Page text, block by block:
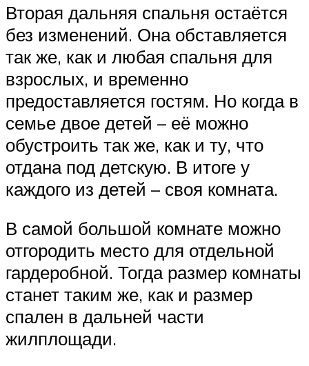
Вторая дальняя спальня остаётся
без изменений. Она обставляется
так же, как и любая спальня для
взрослых, и временно
предоставляется гостям. Но когда в
семье двое детей – её можно
обустроить так же, как и ту, что
отдана под детскую. В итоге у
каждого из детей – своя комната.
В самой большой комнате можно
отгородить место для отдельной
гардеробной. Тогда размер комнаты
станет таким же, как и размер
спален в дальней части
жилплощади.